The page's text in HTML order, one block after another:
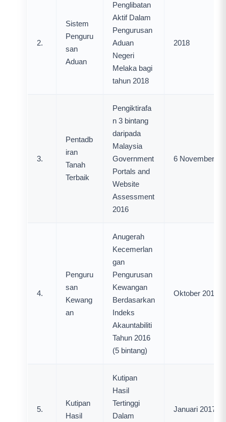
2.
Sistem
Penguru
san
Aduan
Penglibatan
Aktif Dalam
Pengurusan
Aduan
Negeri
Melaka bagi
tahun 2018
2018
3.
Pentadb
iran
Tanah
Terbaik
Pengiktirafa
n 3 bintang
daripada
Malaysia
Government
Portals and
Website
Assessment
2016
6 November
4.
Penguru
san
Kewang
an
Anugerah
Kecemerlan
gan
Pengurusan
Kewangan
Berdasarkan
Indeks
Akauntabiliti
Tahun 2016
(5 bintang)
Oktober 2017
5.
Kutipan
Hasil
Kutipan
Hasil
Tertinggi
Dalam
Januari 2017